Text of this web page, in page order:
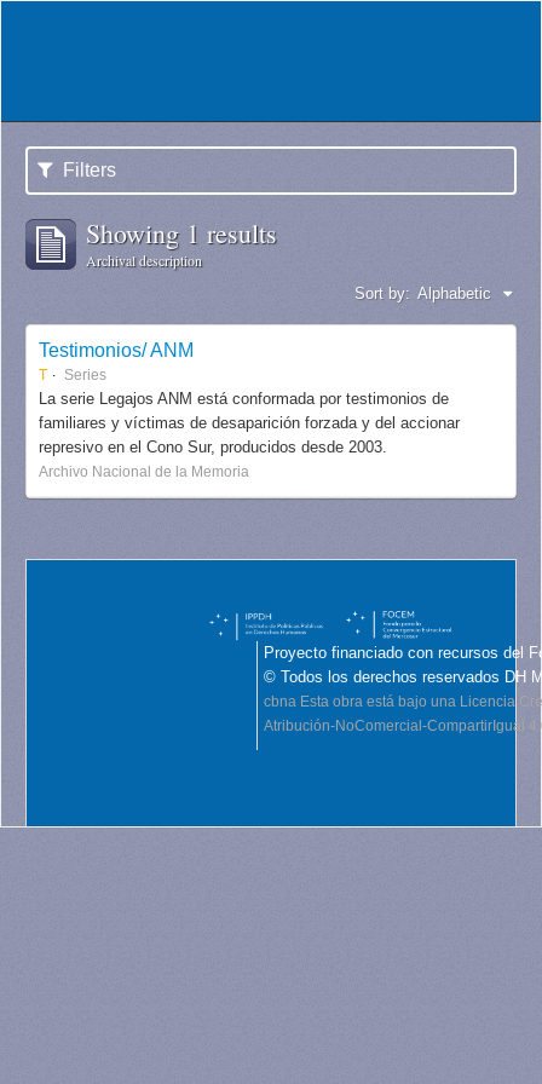
Filters
Showing 1 results
Archival description
Sort by: Alphabetic
Testimonios/ ANM
T Series
La serie Legajos ANM está conformada por testimonios de
familiares y víctimas de desaparición forzada y del accionar
represivo en el Cono Sur, producidos desde 2003.
Archivo Nacional de la Memoria
Proyecto financiado con recursos del
© Todos los derechos reservados DH
cbna Esta obra está bajo una Licencia
Atribución-NoComercial-CompartirIgual